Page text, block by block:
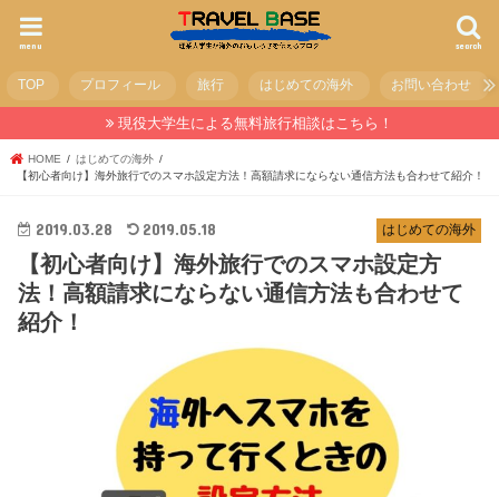
search
menu
TOP プロフィール 旅行 はじめての海外 お問い合わせ
現役大学生による無料旅行相談はこちら！
HOME
はじめての海外
【初心者向け】海外旅行でのスマホ設定方法！高額請求にならない通信方法も合わせて紹介！
はじめての海外
2019.03.28 2019.05.18
【初心者向け】海外旅行でのスマホ設定方
法！高額請求にならない通信方法も合わせて
紹介！